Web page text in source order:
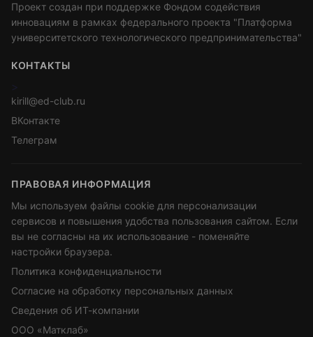
Проект создан при поддержке Фондом содействия
инновациям в рамках федерального проекта "Платформа
университетского технологического предпринимательства"
КОНТАКТЫ
>
kirill@ed-club.ru
ВКонтакте
Телеграм
ПРАВОВАЯ ИНФОРМАЦИЯ
Мы используем файлы cookie для персонализации
сервисов и повышения удобства пользования сайтом. Если
вы не согласны на их использование - поменяйте
настройки браузера.
Политика конфиденциальности
Согласие на обработку персональных данных
Сведения об ИТ-компании
ООО «Матклаб»